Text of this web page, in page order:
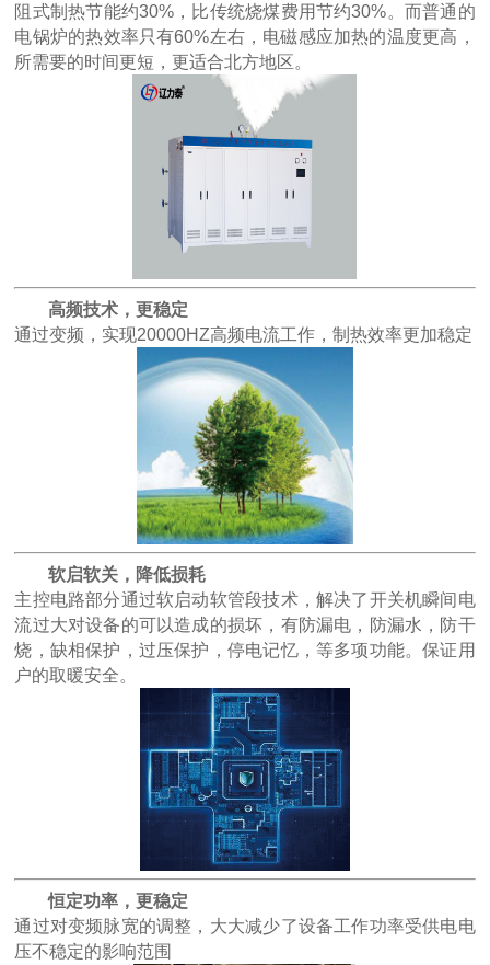
阻式制热节能约30%，比传统烧煤费用节约30%。而普通的
电锅炉的热效率只有60%左右，电磁感应加热的温度更高，
所需要的时间更短，更适合北方地区。
高频技术，更稳定
通过变频，实现20000HZ高频电流工作，制热效率更加稳定
软启软关，降低损耗
主控电路部分通过软启动软管段技术，解决了开关机瞬间电
流过大对设备的可以造成的损坏，有防漏电，防漏水，防干
烧，缺相保护，过压保护，停电记忆，等多项功能。保证用
户的取暖安全。
恒定功率，更稳定
通过对变频脉宽的调整，大大减少了设备工作功率受供电电
压不稳定的影响范围